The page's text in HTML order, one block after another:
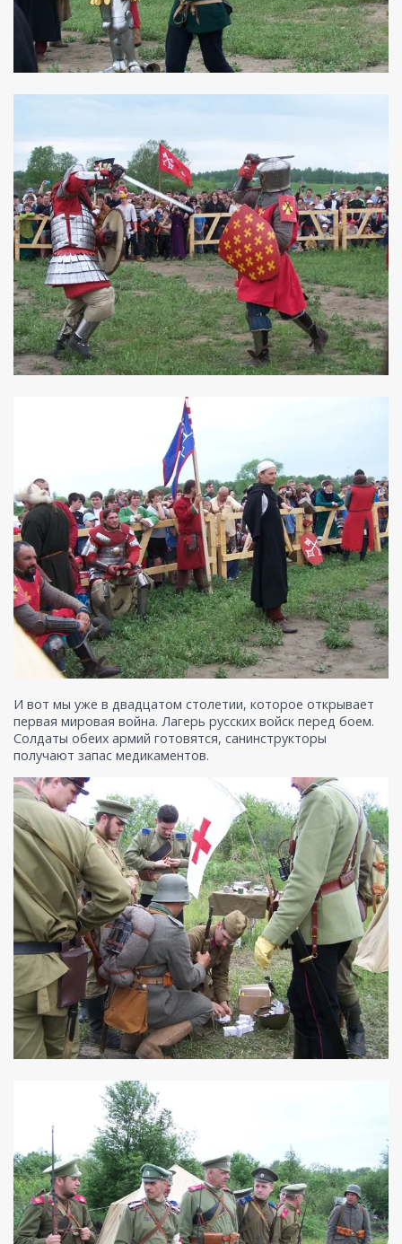
И вот мы уже в двадцатом столетии, которое открывает
первая мировая война. Лагерь русских войск перед боем.
Солдаты обеих армий готовятся, санинструкторы
получают запас медикаментов.